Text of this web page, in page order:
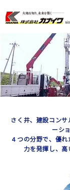
さく井、建設コンサ
ーシ
４つの分野で、 優れ
力を発揮し、高